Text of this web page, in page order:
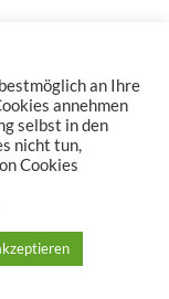
Newsletter
Sie erhalten nicht
und
verwandeln.
an Ihre
annehmen
selbst in den
nicht tun,
Cookies